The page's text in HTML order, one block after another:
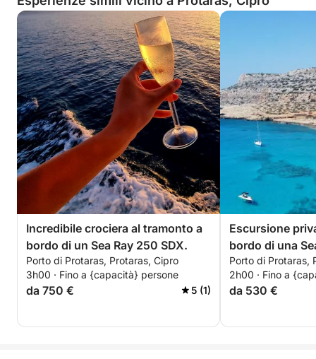
Incredibile crociera al tramonto a
bordo di un Sea Ray 250 SDX.
Porto di Protaras, Protaras, Cipro
3h00 · Fino a {capacità} persone
da 750 € 5 (1)
Escursione
bordo di una
Blu.
Porto di Protaras,
2h00 · Fino a
da 530 €